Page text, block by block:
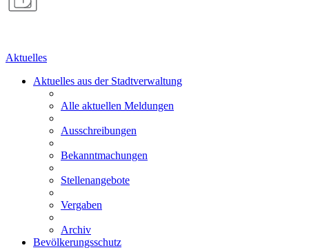
Aktuelles
Aktuelles aus der Stadtverwaltung
Alle aktuellen Meldungen
Ausschreibungen
Bekanntmachungen
Stellenangebote
Vergaben
Archiv
Bevölkerungsschutz